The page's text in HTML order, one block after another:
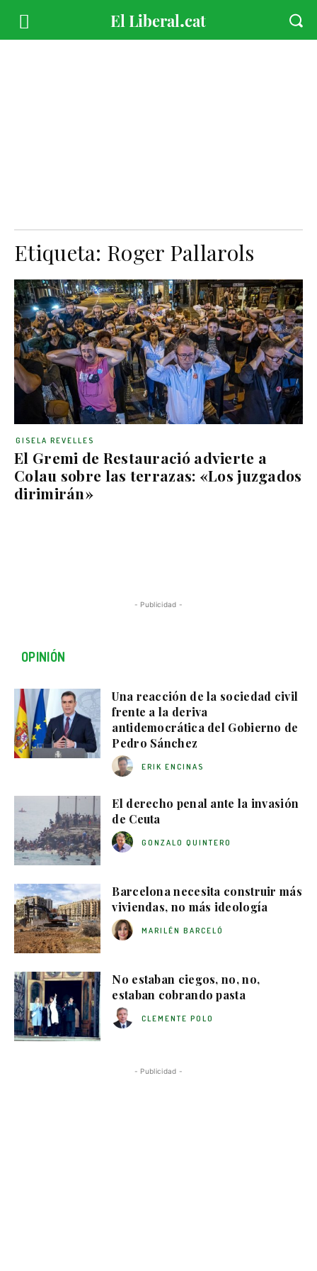
Etiqueta: Roger Pallarols
El Gremi de Restauració advierte a
Colau sobre las terrazas: «Los juzgados
dirimirán»
GISELA REVELLES
- Publicidad -
OPINIÓN
Una reacción de la sociedad civil
frente a la deriva
antidemocrática del Gobierno de
Pedro Sánchez
ERIK ENCINAS
El derecho penal ante la invasión
de Ceuta
GONZALO QUINTERO
Barcelona necesita construir más
viviendas, no más ideología
MARILÉN BARCELÓ
No estaban ciegos, no, no,
estaban cobrando pasta
CLEMENTE POLO
- Publicidad -